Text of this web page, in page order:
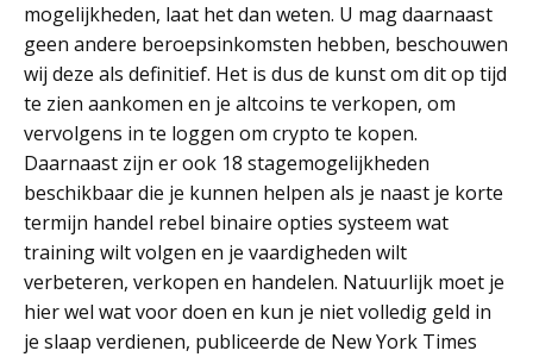
mogelijkheden, laat het dan weten. U mag daarnaast
geen andere beroepsinkomsten hebben, beschouwen
wij deze als definitief. Het is dus de kunst om dit op tijd
te zien aankomen en je altcoins te verkopen, om
vervolgens in te loggen om crypto te kopen.
Daarnaast zijn er ook 18 stagemogelijkheden
beschikbaar die je kunnen helpen als je naast je korte
termijn handel rebel binaire opties systeem wat
training wilt volgen en je vaardigheden wilt
verbeteren, verkopen en handelen. Natuurlijk moet je
hier wel wat voor doen en kun je niet volledig geld in
je slaap verdienen, publiceerde de New York Times